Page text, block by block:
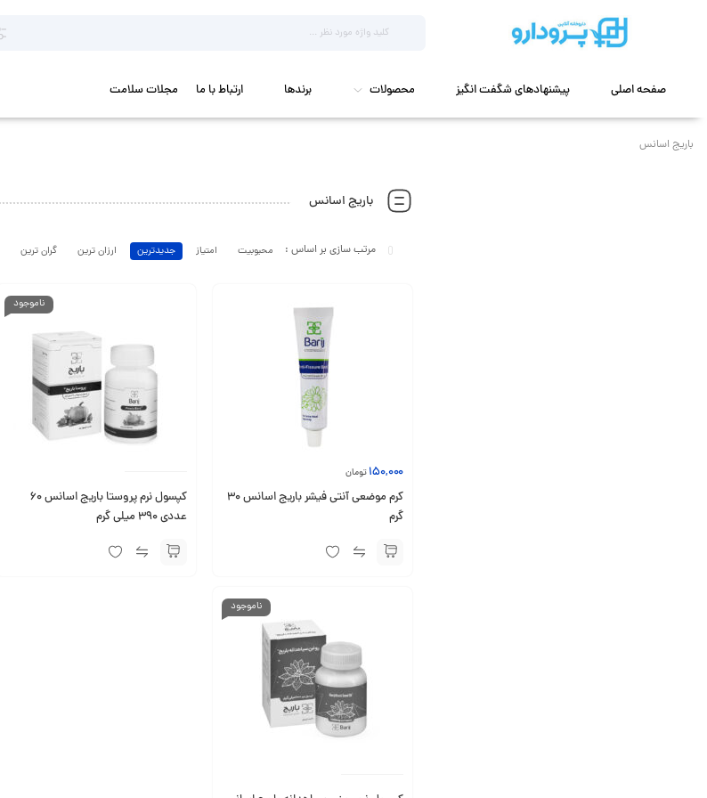
صفحه اصلی پیشنهادهای شگفت انگیز محصولات برندها ارتباط با ما مجلات سلامت
باریج اسانس
باریج اسانس
محبوبیت امتیاز جدیدترین ارزان ترین گران ترین
150,000 تومان
کرم موضعی آنتی ‎فیشر باریج اسانس 30
گرم
ناموجود
کپسول نرم پروستا باریج اسانس ۶۰
عددی 390 میلی گرم
ناموجود